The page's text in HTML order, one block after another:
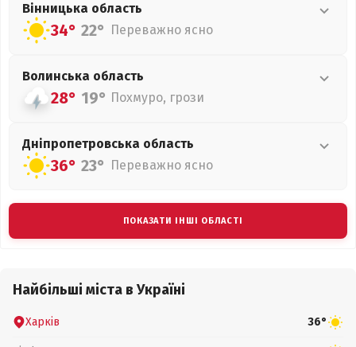
Вінницька область
34° 22° Переважно ясно
Волинська область
28° 19° Похмуро, грози
Дніпропетровська область
36° 23° Переважно ясно
ПОКАЗАТИ ІНШІ ОБЛАСТІ
Найбільші міста в Україні
Харків 36°